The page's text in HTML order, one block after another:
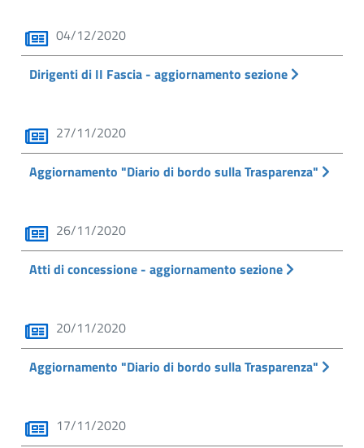
04/12/2020
Dirigenti di II Fascia - aggiornamento sezione
27/11/2020
Aggiornamento "Diario di bordo sulla Trasparenza"
26/11/2020
Atti di concessione - aggiornamento sezione
20/11/2020
Aggiornamento "Diario di bordo sulla Trasparenza"
17/11/2020